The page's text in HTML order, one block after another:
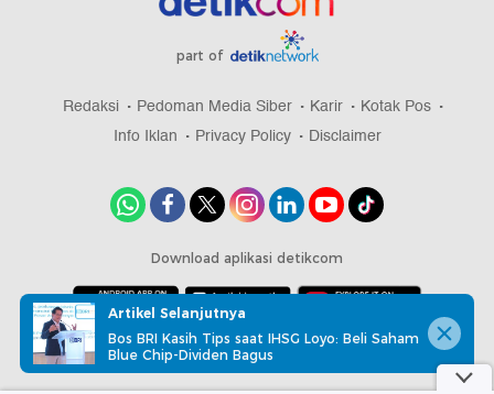
part of
Redaksi Pedoman Media Siber Karir
Kotak Pos
Info Iklan
Privacy Policy Disclaimer
Download aplikasi detikcom
Copyright @ 2026 detikcom, All right reserved
Artikel Selanjutnya
Bos BRI Kasih Tips saat IHSG Loyo: Beli Saham
Blue Chip-Dividen Bagus